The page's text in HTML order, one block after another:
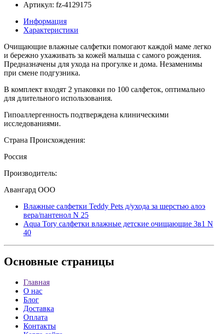
Артикул: fz-4129175
Информация
Характеристики
Очищающие влажные салфетки помогают каждой маме легко
и бережно ухаживать за кожей малыша с самого рождения.
Предназначены для ухода на прогулке и дома. Незаменимы
при смене подгузника.
В комплект входят 2 упаковки по 100 салфеток, оптимально
для длительного использования.
Гипоаллергенность подтверждена клиническими
исследованиями.
Страна Происхождения:
Россия
Производитель:
Авангард ООО
Влажные салфетки Teddy Pets д/ухода за шерстью алоэ
вера/пантенол N 25
Aqua Tory салфетки влажные детские очищающие 3в1 N
40
Основные страницы
Главная
О нас
Блог
Доставка
Оплата
Контакты